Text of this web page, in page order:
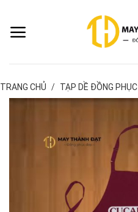
nội
TRANG CHỦ / TẠP DỀ ĐỒNG PHỤC